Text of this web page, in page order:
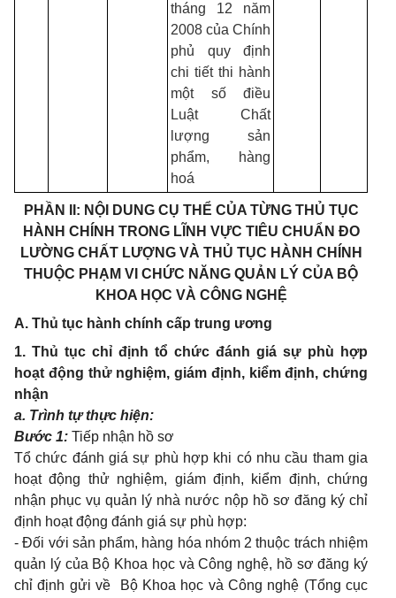
tháng 12 năm
2008 của Chính
phủ quy định
chi tiết thi hành
một số điều
Luật Chất
lượng sản
phẩm, hàng
hoá
PHẦN II: NỘI DUNG CỤ THỂ CỦA TỪNG THỦ TỤC
HÀNH CHÍNH TRONG LĨNH VỰC TIÊU CHUẨN ĐO
LƯỜNG CHẤT LƯỢNGVÀ THỦ TỤC HÀNH CHÍNH
THUỘC PHẠM VI CHỨC NĂNG QUẢN LÝ CỦA BỘ
KHOA HỌC VÀ CÔNG NGHỆ
A. Thủ tục hành chính cấp trung ương
1. Thủ tục chỉ định tổ chức đánh giá sự phù hợp
hoạt động thử nghiệm, giám định, kiểm định, chứng
nhận
a. Trình tự thực hiện:
Bước 1: Tiếp nhận hồ sơ
Tổ chức đánh giá sự phù hợp khi có nhu cầu tham gia
hoạt động thử nghiệm, giám định, kiểm định, chứng
nhận phục vụ quản lý nhà nước nộp hồ sơ đăng ký chỉ
định hoạt động đánh giá sự phù hợp:
- Đối với sản phẩm, hàng hóa nhóm 2 thuộc trách nhiệm
quản lý của Bộ Khoa học và Công nghệ, hồ sơ đăng ký
chỉ định gửi về Bộ Khoa học và Công nghệ (Tổng cục